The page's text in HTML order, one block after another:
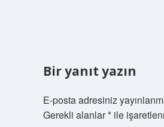
Bir yanıt yazın
E-posta adresiniz
Gerekli alanlar*ile